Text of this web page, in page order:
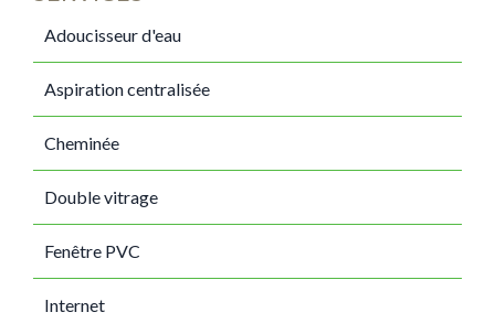
Adoucisseur d'eau
Aspiration centralisée
Cheminée
Double vitrage
Fenêtre PVC
Internet